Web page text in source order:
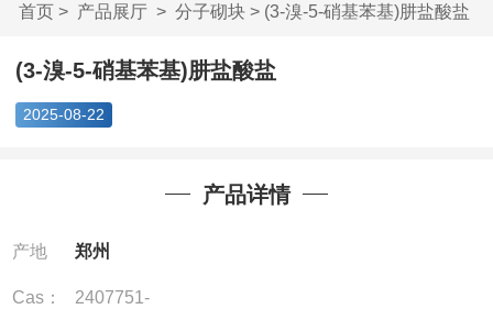
首页> 产品展厅> 分子砌块> (3-溴-5-硝基苯基)肼盐酸盐
(3-溴-5-硝基苯基)肼盐酸盐
2025-08-22
产品详情
产地 郑州
Cas：
2407751-